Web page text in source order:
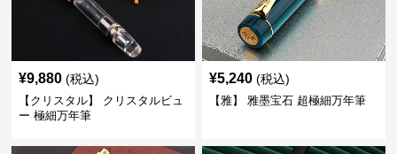
¥9,880 (税込)
【クリスタル】 クリスタルビュ
ー 極細万年筆
¥5,240 (税込)
【雅】 雅墨宝石 超極細万年筆